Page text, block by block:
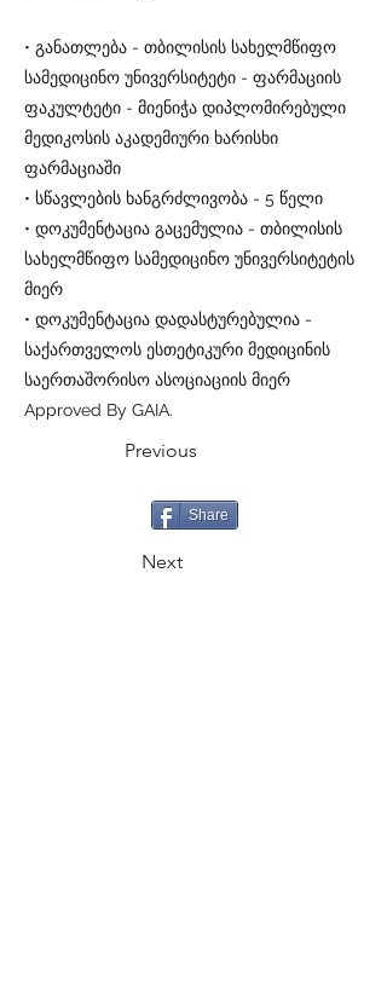
• განათლება - თბილისის სახელმწიფო
სამედიცინო უნივერსიტეტი - ფარმაციის
ფაკულტეტი - მიენიჭა დიპლომირებული
მედიკოსის აკადემიური ხარისხი
ფარმაციაში
• სწავლების ხანგრძლივობა - 5 წელი
• დოკუმენტაცია გაცემულია - თბილისის
სახელმწიფო სამედიცინო უნივერსიტეტის
მიერ
• დოკუმენტაცია დადასტურებულია -
საქართველოს ესთეტიკური მედიცინის
საერთაშორისო ასოციაციის მიერ
Approved By GAIA.
Previous
Share
Next